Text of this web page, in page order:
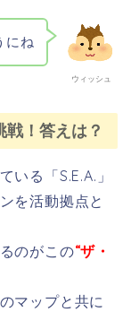
ウィッシュ
にね
！答えは？
る「S.E.A.」
を活動拠点と
のがこの“ザ・
マップと共に